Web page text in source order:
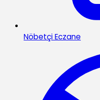
Nöbetçi Eczane